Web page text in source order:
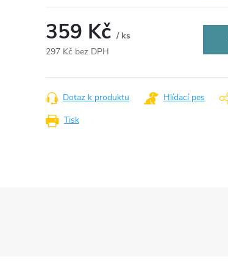
359 Kč / ks
297 Kč bez DPH
cena:
Tisk
Dotaz k produktu Hlídací pes